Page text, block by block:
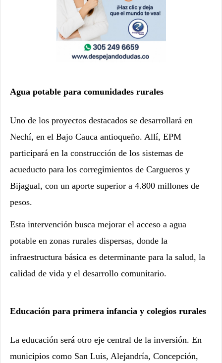
Agua potable para comunidades rurales
Uno de los proyectos destacados se desarrollará en
Nechí, en el Bajo Cauca antioqueño. Allí, EPM
participará en la construcción de los sistemas de
acueducto para los corregimientos de Cargueros y
Bijagual, con un aporte superior a 4.800 millones de
pesos.
Esta intervención busca mejorar el acceso a agua
potable en zonas rurales dispersas, donde la
infraestructura básica es determinante para la salud, la
calidad de vida y el desarrollo comunitario.
Educación para primera infancia y colegios rurales
La educación será otro eje central de la inversión. En
municipios como San Luis, Alejandría, Concepción,